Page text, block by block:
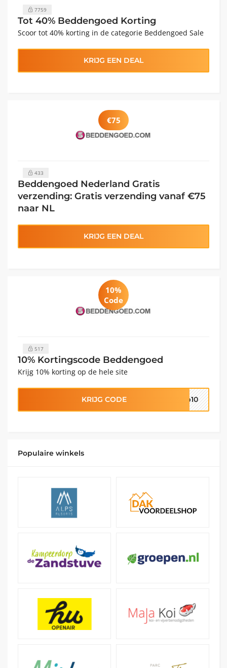
7759
Tot 40% Beddengoed Korting
Scoor tot 40% korting in de categorie Beddengoed Sale
KRIJG EEN DEAL
€75
433
Beddengoed Nederland Gratis
verzending: Gratis verzending vanaf €75
naar NL
KRIJG EEN DEAL
10%
Code
517
10% Kortingscode Beddengoed
Krijg 10% korting op de hele site
KRIJG CODE ap10
Populaire winkels